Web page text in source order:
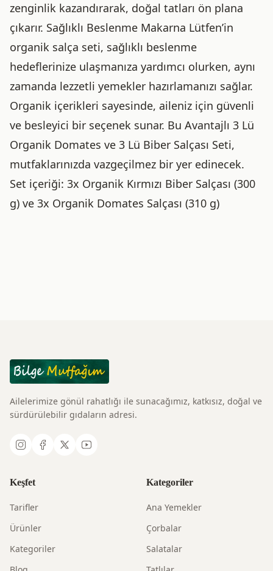
zenginlik kazandırarak, doğal tatları ön plana
çıkarır. Sağlıklı Beslenme Makarna Lütfen’in
organik salça seti, sağlıklı beslenme
hedeflerinize ulaşmanıza yardımcı olurken, aynı
zamanda lezzetli yemekler hazırlamanızı sağlar.
Organik içerikleri sayesinde, aileniz için güvenli
ve besleyici bir seçenek sunar. Bu Avantajlı 3 Lü
Organik Domates ve 3 Lü Biber Salçası Seti,
mutfaklarınızda vazgeçilmez bir yer edinecek.
Set içeriği: 3x Organik Kırmızı Biber Salçası (300
g) ve 3x Organik Domates Salçası (310 g)
Ailelerimize gönül rahatlığı ile sunacağımız, katkısız, doğal ve
sürdürülebilir gıdaların adresi.
Keşfet
Tarifler
Ürünler
Kategoriler
Kategoriler
Ana Yemekler
Çorbalar
Salatalar